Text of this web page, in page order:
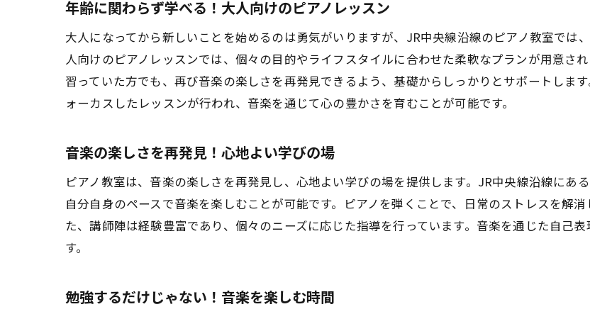
心を癒すメロディが日常を彩る
大人のための趣味！特別な時間を演出
音楽を通じて心の健康を促進
新たなチャレンジが人生を豊かにする
演奏技術より楽しい時間を大切にピアノ教室で音楽を
成長よりも楽しさを！趣味としてのピアノ
音楽への情熱を再燃させるレッスン
自由度の高いカリキュラムで楽しむ
自分のペースで進める心地よさ
初めてでも安心大人が楽しむためのピアノ教室選びの
年齢に関わらず学べる！大人向けのピアノレッスン
大人になってから新しいことを始めるのは勇気がいりますが、JR中央線沿線のピアノ教室では
人向けのピアノレッスンでは、個々の目的やライフスタイルに合わせた柔軟なプランが用意さ
習っていた方でも、再び音楽の楽しさを再発見できるよう、基礎からしっかりとサポートしま
ォーカスしたレッスンが行われ、音楽を通じて心の豊かさを育むことが可能です。
音楽の楽しさを再発見！心地よい学びの場
ピアノ教室は、音楽の楽しさを再発見し、心地よい学びの場を提供します。JR中央線沿線にあ
自分自身のペースで音楽を楽しむことが可能です。ピアノを弾くことで、日常のストレスを解
た、講師陣は経験豊富であり、個々のニーズに応じた指導を行っています。音楽を通じた自己
す。
勉強するだけじゃない！音楽を楽しむ時間